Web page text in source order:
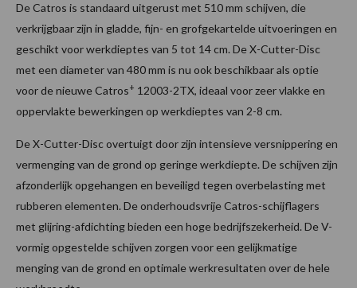
De Catros is standaard uitgerust met 510 mm schijven, die
verkrijgbaar zijn in gladde, fijn- en grofgekartelde uitvoeringen en
geschikt voor werkdieptes van 5 tot 14 cm. De X-Cutter-Disc
met een diameter van 480 mm is nu ook beschikbaar als optie
voor de nieuwe Catros+ 12003-2TX, ideaal voor zeer vlakke en
oppervlakte bewerkingen op werkdieptes van 2-8 cm.
De X-Cutter-Disc overtuigt door zijn intensieve versnippering en
vermenging van de grond op geringe werkdiepte. De schijven zijn
afzonderlijk opgehangen en beveiligd tegen overbelasting met
rubberen elementen. De onderhoudsvrije Catros-schijflagers
met glijring-afdichting bieden een hoge bedrijfszekerheid. De V-
vormig opgestelde schijven zorgen voor een gelijkmatige
menging van de grond en optimale werkresultaten over de hele